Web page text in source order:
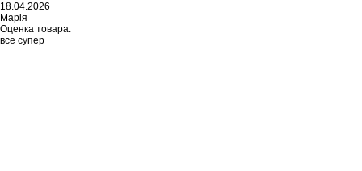
18.04.2026
Марія
Оценка товара:
все супер